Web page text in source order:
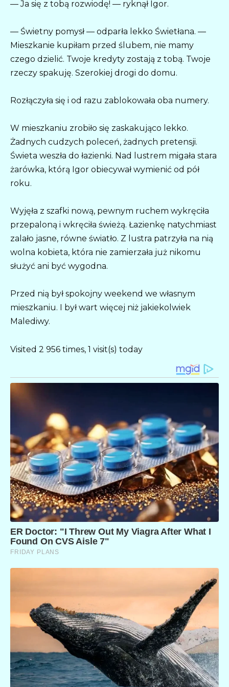
— Ja się z tobą rozwiodę! — ryknął Igor.
— Świetny pomysł — odparła lekko Świetłana. —
Mieszkanie kupiłam przed ślubem, nie mamy
czego dzielić. Twoje kredyty zostają z tobą. Twoje
rzeczy spakuję. Szerokiej drogi do domu.
Rozłączyła się i od razu zablokowała oba numery.
W mieszkaniu zrobiło się zaskakująco lekko.
Żadnych cudzych poleceń, żadnych pretensji.
Świeta weszła do łazienki. Nad lustrem migała stara
żarówka, którą Igor obiecywał wymienić od pół
roku.
Wyjęła z szafki nową, pewnym ruchem wykręciła
przepaloną i wkręciła świeżą. Łazienkę natychmiast
zalało jasne, równe światło. Z lustra patrzyła na nią
wolna kobieta, która nie zamierzała już nikomu
służyć ani być wygodna.
Przed nią był spokojny weekend we własnym
mieszkaniu. I był wart więcej niż jakiekolwiek
Malediwy.
Visited 2 956 times, 1 visit(s) today